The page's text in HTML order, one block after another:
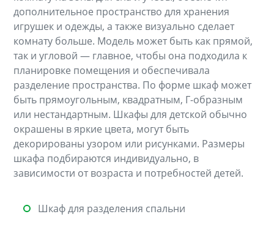
дополнительное пространство для хранения
игрушек и одежды, а также визуально сделает
комнату больше. Модель может быть как прямой,
так и угловой — главное, чтобы она подходила к
планировке помещения и обеспечивала
разделение пространства. По форме шкаф может
быть прямоугольным, квадратным, Г-образным
или нестандартным. Шкафы для детской обычно
окрашены в яркие цвета, могут быть
декорированы узором или рисунками. Размеры
шкафа подбираются индивидуально, в
зависимости от возраста и потребностей детей.
Шкаф для разделения спальни